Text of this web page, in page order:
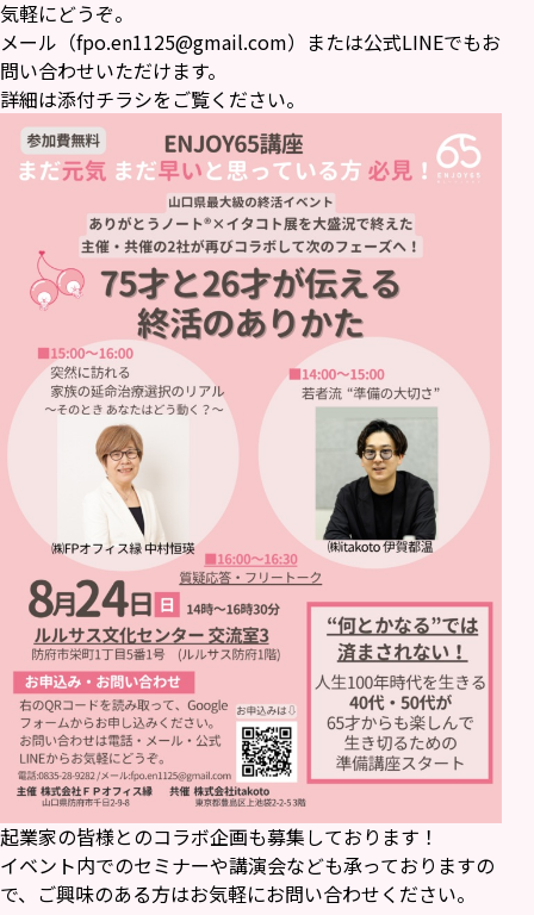
気軽にどうぞ。
メール（fpo.en1125@gmail.com）または公式LINEでもお
問い合わせいただけます。
詳細は添付チラシをご覧ください。
起業家の皆様とのコラボ企画も募集しております！
イベント内でのセミナーや講演会なども承っておりますの
で、ご興味のある方はお気軽にお問い合わせください。